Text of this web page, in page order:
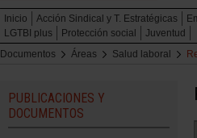
Inicio Acción Sindical y T. Estratégicas
LGTBI plus
Protección social
Juventud
Documentos
Áreas Salud laboral
PUBLICACIONES Y
DOCUMENTOS